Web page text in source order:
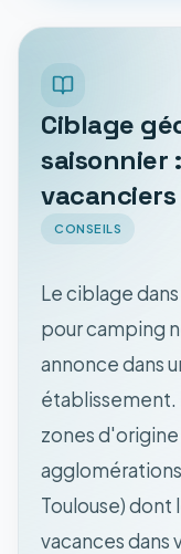
Ciblage
saisonnier
CONSEILS
Le ciblage
pour camping
annonce dans
établissement.
zones d'origine
agglomérations
Toulouse) dont
vacances dans